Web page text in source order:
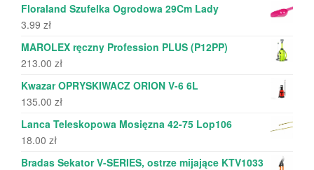
Floraland Szufelka Ogrodowa 29Cm Lady
3.99 zł
MAROLEX ręczny Profession PLUS (P12PP)
213.00 zł
Kwazar OPRYSKIWACZ ORION V-6 6L
135.00 zł
Lanca Teleskopowa Mosięzna 42-75 Lop106
18.00 zł
Bradas Sekator V-SERIES, ostrze mijające KTV1033